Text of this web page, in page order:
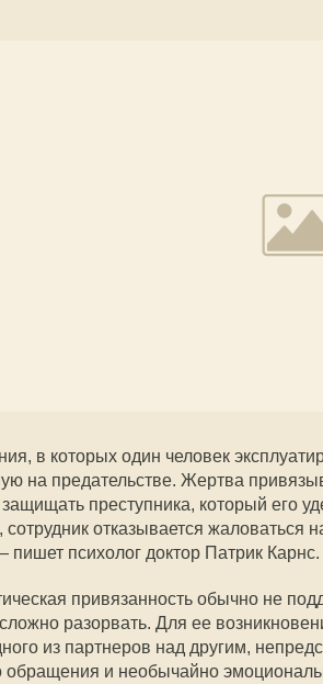
в которых один человек
на предательстве. Жертва
защищать преступника, который его
сотрудник отказывается жаловаться
пишет психолог доктор Патрик Карнс.
привязанность обычно не
разорвать. Для ее
из партнеров над другим,
обращения и необычайно